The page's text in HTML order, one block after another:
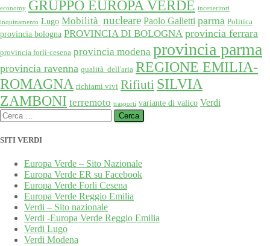
economy GRUPPO EUROPA VERDE inceneritori
inquinamento Lugo Mobilità nucleare Paolo Galletti parma Politica
provincia bologna PROVINCIA DI BOLOGNA provincia ferrara
provincia forlì-cesena provincia modena provincia parma
provincia ravenna qualità dell'aria REGIONE EMILIA-
ROMAGNA richiami vivi Rifiuti SILVIA
ZAMBONI terremoto trasporti variante di valico Verdi
Ricerca
per:
SITI VERDI
Europa Verde – Sito Nazionale
Europa Verde ER su Facebook
Europa Verde Forli Cesena
Europa Verde Reggio Emilia
Verdi – Sito nazionale
Verdi -Europa Verde Reggio Emilia
Verdi Lugo
Verdi Modena